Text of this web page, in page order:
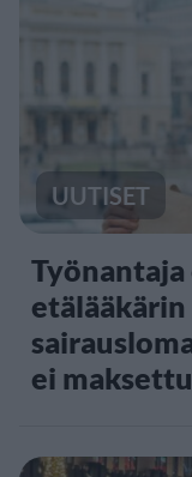
UUTISET
etälääkärin
ei